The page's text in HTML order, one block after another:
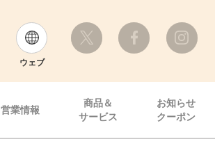
ウェブ
営業情報
商品＆
サービス
お知らせ
クーポン